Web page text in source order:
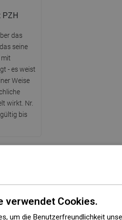
PZH
das
seine
- es weist
Weise
wirkt. Nr.
bis
Seite 23 cm
verwendet Cookies.
um die Benutzerfreundlichkeit